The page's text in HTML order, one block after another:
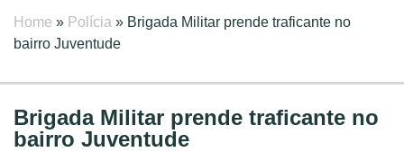
Home » Polícia » Brigada Militar prende traficante no
bairro Juventude
Brigada Militar prende traficante no
bairro Juventude